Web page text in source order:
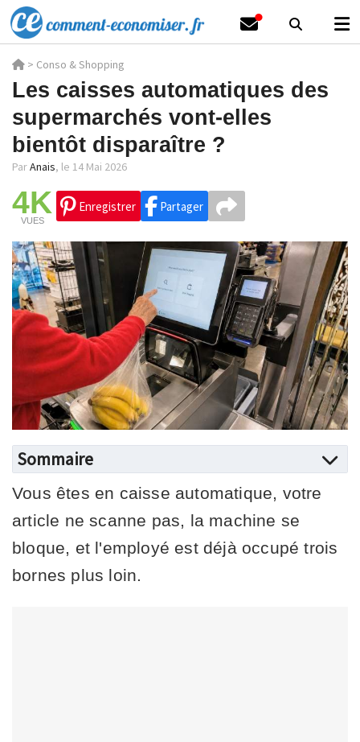
> Conso & Shopping
Les caisses automatiques des
supermarchés vont-elles
bientôt disparaître ?
ParAnais, le 14 Mai 2026
4K
VUES
Enregistrer Partager
Sommaire
Vous êtes en caisse automatique, votre
article ne scanne pas, la machine se
bloque, et l'employé est déjà occupé trois
bornes plus loin.